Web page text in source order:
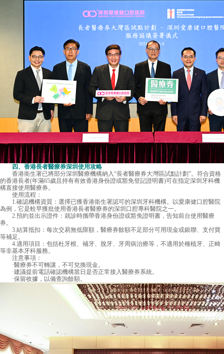
四、香港長者醫療券深圳使用攻略
香港衛生署已將部分深圳醫療機構納入“長者醫療券大灣區試點計劃”。符合資格
的香港長者(年滿65歲且持有有效香港身份證或豁免登記證明書)可在指定深圳牙科機
構直接使用醫療券。
使用流程：
1.確認機構資質：選擇已獲香港衛生署認可的深圳牙科機構。以愛康健口腔醫院
為例，它是較早獲批使用香港長者醫療券的深圳口腔專科醫院之一。
2.預約並出示證件：就診時攜帶香港身份證或豁免證明書，告知前台使用醫療
券。
3.結算抵扣：每次交易無低限額，醫療券餘額不足部分可用現金或銀聯、支付寶
等補足。
4.適用項目：包括杜牙根、補牙、脫牙、牙周病治療等，不適用於種植牙、正畸
等非基本牙科服務。
注意事項：
·醫療券不可轉讓，不可兌換現金。
·建議提前電話確認機構當日是否正常接入醫療券系統。
·保留收據，以備查詢餘額。